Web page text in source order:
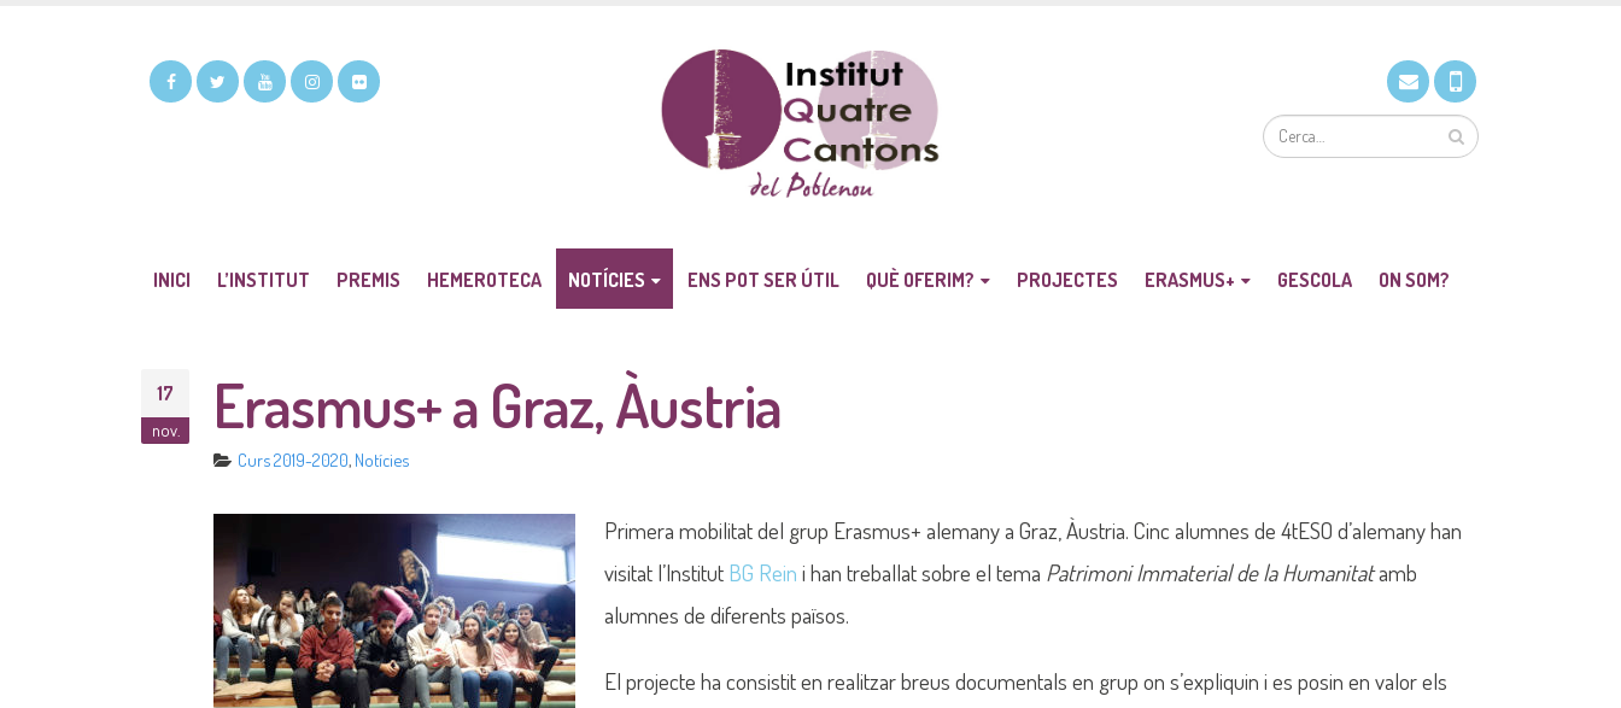
INICI L’INSTITUT PREMIS HEMEROTECA NOTÍCIES ENS POT SER ÚTIL QUÈ OFERIM? PROJECTES ERASMUS+ GESCOLA ON SOM?
17
nov. Erasmus+ a Graz, Àustria
Curs 2019-2020, Notícies
Primera mobilitat del grup Erasmus+ alemany a Graz, Àustria. Cinc alumnes de 4tESO d’alemany han
visitat l’Institut BG Rein i han treballat sobre el tema Patrimoni Immaterial de la Humanitatamb
alumnes de diferents països.
El projecte ha consistit en realitzar breus documentals en grup on s’expliquin i es posin en valor els